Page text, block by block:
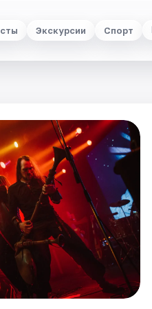
Экскурсии Спорт